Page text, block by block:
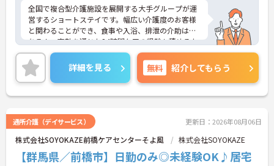
全国で複合型介護施設を展開する大手グループが運
営するショートステイです。幅広い介護度のお客様
と関わることができ、食事や入浴、排泄の介助はも
ちろん、夜勤を通じた24時間ケアの経験も積めるた
め、スキルアップを目指す方に最適な環境です。有
給休暇とは別に年間17日間のリフレッシュ休暇が付
与され、平日の取得もしやすいため、ご家族との時
間やご自身の趣味など、プライベートを大切にしな
がら無理なく働き続けられます。髪色やネイルなど
ながらいきいきと働ける点も魅力です。また、賞与
とは別に個人の評価等に応じて支払われる特別報酬
制度があり、頑張りがしっかりと還元されます。定
年後も70歳まで再雇用制度を利用して働けるため、
将来を見据えて長く安定したキャリアを築いていき
詳細を見る 無料 紹介してもらう
通所介護（デイサービス） 更新日：2026年08月06日
株式会社SOYOKAZE前橋ケアセンターそよ風 株式会社SOYOKAZE
【群馬県／前橋市】日勤のみ◎未経験OK♪居宅